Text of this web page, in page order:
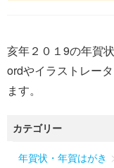
亥年２０１9の年賀
ordやイラストレー
ます。
カテゴリー
年賀状・年賀はがき